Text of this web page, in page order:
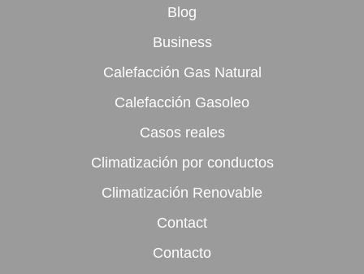
Blog
Business
Calefacción Gas Natural
Calefacción Gasoleo
Casos reales
Climatización por conductos
Climatización Renovable
Contact
Contacto